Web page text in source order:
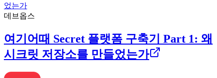
었는가
데브옵스
여기어때 Secret 플랫폼 구축기 Part 1: 왜
시크릿 저장소를 만들었는가